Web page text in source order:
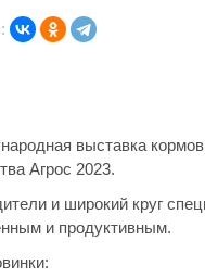
выставка
Агрос 2023.
и широкий круг
и продуктивным.